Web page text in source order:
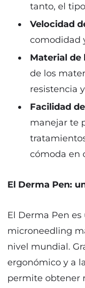
tanto, el
Velocidad
comodidad
Material de
de los
resistencia
Facilidad
manejar te
cómoda en
El Derma Pen:
El Derma Pen
microneedling
nivel mundial.
ergonómico y a
permite obtener